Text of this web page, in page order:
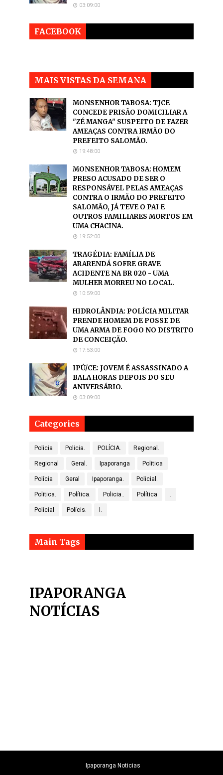
03:09:00
FACEBOOK
MAIS VISTAS DA SEMANA
MONSENHOR TABOSA: TJCE
CONCEDE PRISÃO DOMICILIAR A
"ZÉ MANGA" SUSPEITO DE FAZER
AMEAÇAS CONTRA IRMÃO DO
PREFEITO SALOMÃO.
19:48:00
MONSENHOR TABOSA: HOMEM
PRESO ACUSADO DE SER O
RESPONSÁVEL PELAS AMEAÇAS
CONTRA O IRMÃO DO PREFEITO
SALOMÃO, JÁ TEVE O PAI E
OUTROS FAMILIARES MORTOS EM
UMA CHACINA.
19:52:00
TRAGÉDIA: FAMÍLIA DE
ARARENDÁ SOFRE GRAVE
ACIDENTE NA BR 020 - UMA
MULHER MORREU NO LOCAL.
10:59:00
HIDROLÂNDIA: POLÍCIA MILITAR
PRENDE HOMEM DE POSSE DE
UMA ARMA DE FOGO NO DISTRITO
DE CONCEIÇÃO.
17:53:00
IPÚ/CE: JOVEM É ASSASSINADO A
BALA HORAS DEPOIS DO SEU
ANIVERSÁRIO.
03:09:00
Categories
Policia Policia. POLÍCIA. Regional.
Regional Geral. Ipaporanga Politica
Polícia Geral Ipaporanga. Policial.
Politica. Política. Policia.. Política .
Policial Polícis. l.
Main Tags
IPAPORANGA
NOTÍCIAS
Ipaporanga Noticias